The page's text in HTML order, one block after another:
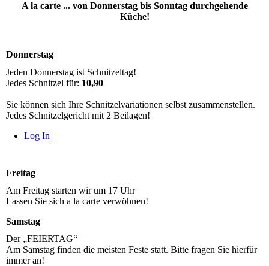
A la carte ... von Donnerstag bis Sonntag durchgehende
Küche!
Donnerstag
Jeden Donnerstag ist Schnitzeltag!
Jedes Schnitzel für: 10,90
Sie können sich Ihre Schnitzelvariationen selbst zusammenstellen.
Jedes Schnitzelgericht mit 2 Beilagen!
Log In
Freitag
Am Freitag starten wir um 17 Uhr
Lassen Sie sich a la carte verwöhnen!
Samstag
Der „FEIERTAG“
Am Samstag finden die meisten Feste statt. Bitte fragen Sie hierfür
immer an!